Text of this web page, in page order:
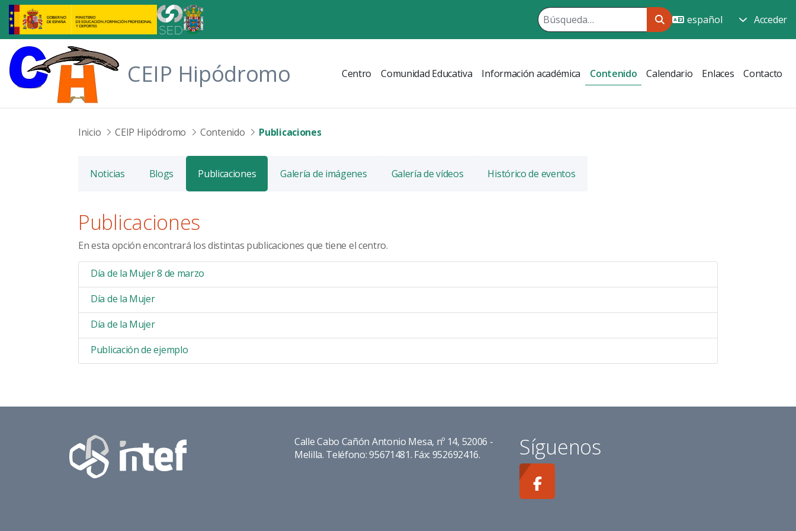
Saltar al contenido principal
Acceder
CEIP Hipódromo Centro Comunidad Educativa Información académica Contenido Calendario Enlaces Contacto
Inicio CEIP Hipódromo Contenido Publicaciones
Noticias Blogs Publicaciones Galería de imágenes Galería de vídeos Histórico de eventos
Publicaciones
En esta opción encontrará los distintas publicaciones que tiene el centro.
Día de la Mujer 8 de marzo
Día de la Mujer
Día de la Mujer
Publicación de ejemplo
Calle Cabo Cañón Antonio Mesa, nº 14, 52006 -
Melilla. Teléfono: 95671481. Fáx: 952692416.
Síguenos